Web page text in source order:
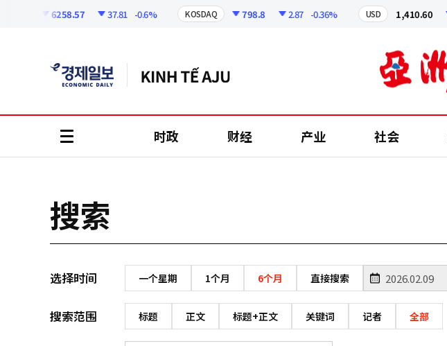
6258.57 37.81 -0.6% KOSDAQ 798.8 2.87 -0.36% USD 1,410.60
时政 财经 产业 社会
搜索
选择时间 一个星期 1个月 6个月 直接搜索
搜索范围 标题 正文 标题+正文 关键词 记者 全部